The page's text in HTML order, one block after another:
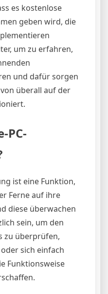
es kostenlose
geben wird, die
um zu erfahren,
und dafür sorgen
überall auf der
PC-
ist eine Funktion,
Ferne auf ihre
diese überwachen
sein, um den
zu überprüfen,
sich einfach
Funktionsweise